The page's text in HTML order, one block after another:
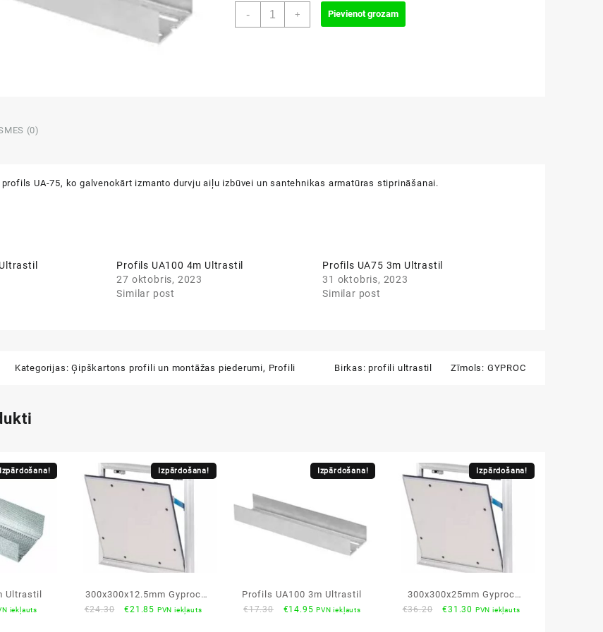
-
Profils
+ Pievienot grozam
(0)
UA-75, ko galvenokārt izmanto durvju aiļu izbūvei un santehnikas armatūras stiprināšanai.
Profils UA100 4m Ultrastil
27 oktobris, 2023
Similar post
Profils UA75 3m Ultrastil
31 oktobris, 2023
Similar post
Kategorijas:Ģipškartons profili un montāžas piederumi, Profili Birkas:profili ultrastil Zīmols: GYPROC
Izpārdošana!
Ultrastil
iekļauts
Izpārdošana!
300x300x12.5mm Gyproc
AluLight ģipškartona
€24.30
Original
€21.85Current
PVN iekļauts
Izpārdošana!
Profils UA100 3m Ultrastil
€17.30
Original
€14.95Current
PVN iekļauts
Izpārdošana!
300x300x25mm Gyproc
AluLight ģipškartona
€36.20
Original
€31.30 Current
PVN iekļauts